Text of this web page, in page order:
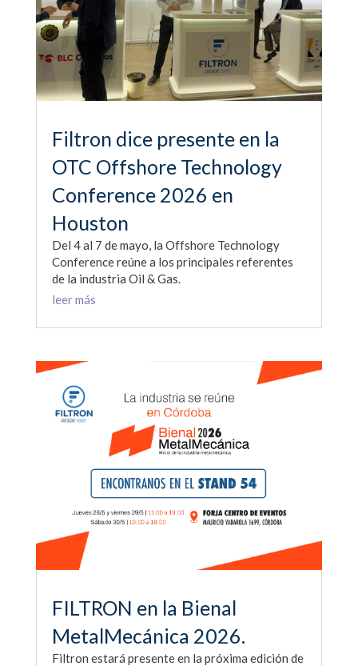
Filtron dice presente en la
OTC Offshore Technology
Conference 2026 en
Houston
Del 4 al 7 de mayo, la Offshore Technology
Conference reúne a los principales referentes
de la industria Oil & Gas.
leer más
FILTRON en la Bienal
MetalMecánica 2026.
Filtron estará presente en la próxima edición de